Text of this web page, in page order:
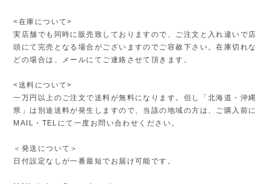
<在庫について>
実店舗でも同時に販売致しておりますので、ご注文と入れ違いで店
頭にて完売となる場合がございますのでご容赦下さい。在庫切れな
どの場合は、メールにてご連絡させて頂きます。
<送料について>
一万円以上のご注文で送料が無料になります。但し「北海道・沖縄
県」は別途送料が発生しますので、当該の地域の方は、ご購入前に
MAIL・TELにて一度お問い合わせください。
＜発送について＞
日付設定なしが一番最短でお届け可能です。